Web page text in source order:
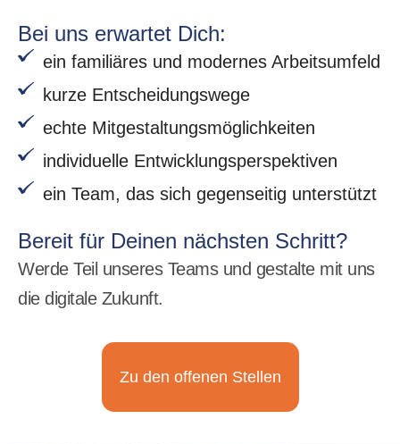
Bei uns erwartet Dich:
ein familiäres und modernes Arbeitsumfeld
kurze Entscheidungswege
echte Mitgestaltungs­möglichkeiten
individuelle Entwicklungs­perspektiven
ein Team, das sich gegenseitig unterstützt
Bereit für Deinen nächsten Schritt?
Werde Teil unseres Teams und gestalte mit uns
die digitale Zukunft.
Zu den offenen Stellen